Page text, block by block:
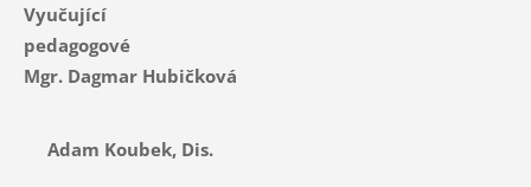
Vyučující
pedagogové
Mgr. Dagmar Hubičková
Adam Koubek, Dis.